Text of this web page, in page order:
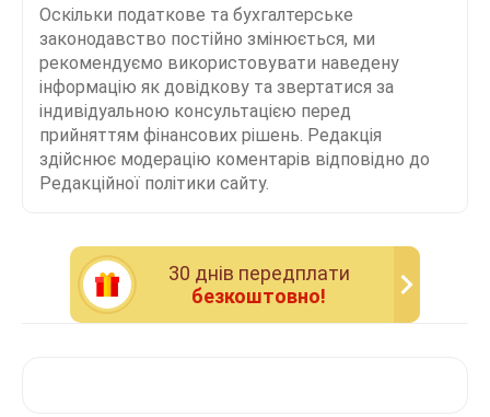
Оскільки податкове та бухгалтерське
законодавство постійно змінюється, ми
рекомендуємо використовувати наведену
інформацію як довідкову та звертатися за
індивідуальною консультацією перед
прийняттям фінансових рішень. Редакція
здійснює модерацію коментарів відповідно до
Редакційної політики сайту.
30 днiв передплати
безкоштовно!